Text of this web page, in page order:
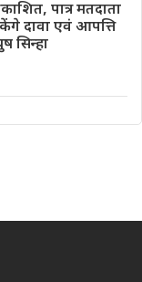
पात्र मतदाता
दावा एवं आपत्ति
आयुष सिन्हा